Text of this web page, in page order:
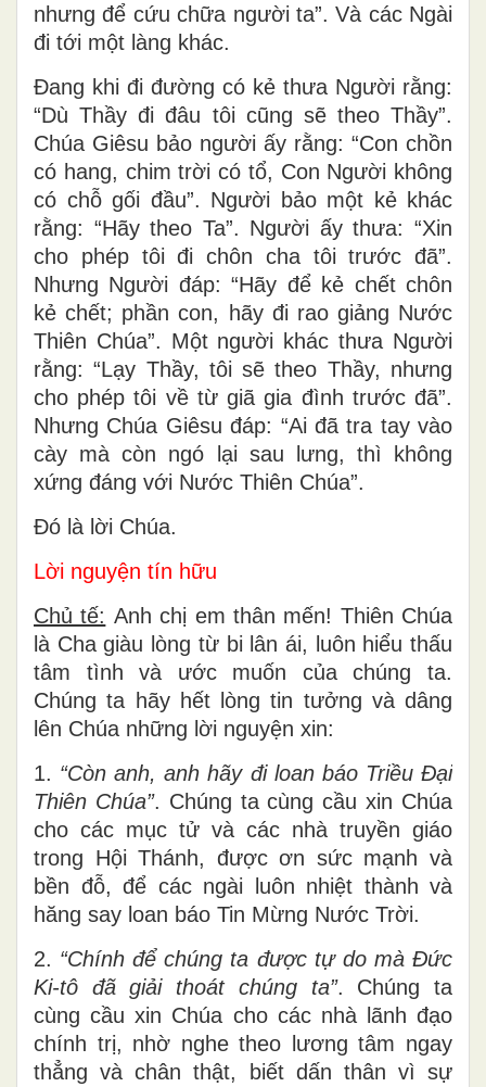
nhưng để cứu chữa người ta”. Và các Ngài
đi tới một làng khác.
Ðang khi đi đường có kẻ thưa Người rằng:
“Dù Thầy đi đâu tôi cũng sẽ theo Thầy”.
Chúa Giêsu bảo người ấy rằng: “Con chồn
có hang, chim trời có tổ, Con Người không
có chỗ gối đầu”. Người bảo một kẻ khác
rằng: “Hãy theo Ta”. Người ấy thưa: “Xin
cho phép tôi đi chôn cha tôi trước đã”.
Nhưng Người đáp: “Hãy để kẻ chết chôn
kẻ chết; phần con, hãy đi rao giảng Nước
Thiên Chúa”. Một người khác thưa Người
rằng: “Lạy Thầy, tôi sẽ theo Thầy, nhưng
cho phép tôi về từ giã gia đình trước đã”.
Nhưng Chúa Giêsu đáp: “Ai đã tra tay vào
cày mà còn ngó lại sau lưng, thì không
xứng đáng với Nước Thiên Chúa”.
Ðó là lời Chúa.
Lời nguyện tín hữu
Chủ tế: Anh chị em thân mến! Thiên Chúa
là Cha giàu lòng từ bi lân ái, luôn hiểu thấu
tâm tình và ước muốn của chúng ta.
Chúng ta hãy hết lòng tin tưởng và dâng
lên Chúa những lời nguyện xin:
1. “Còn anh, anh hãy đi loan báo Triều Đại
Thiên Chúa”. Chúng ta cùng cầu xin Chúa
cho các mục tử và các nhà truyền giáo
trong Hội Thánh, được ơn sức mạnh và
bền đỗ, để các ngài luôn nhiệt thành và
hăng say loan báo Tin Mừng Nước Trời.
2. “Chính để chúng ta được tự do mà Đức
Ki-tô đã giải thoát chúng ta”. Chúng ta
cùng cầu xin Chúa cho các nhà lãnh đạo
chính trị, nhờ nghe theo lương tâm ngay
thẳng và chân thật, biết dấn thân vì sự